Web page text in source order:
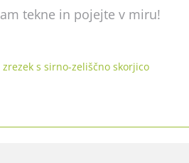
tekne in pojejte v miru!
s sirno-zeliščno skorjico